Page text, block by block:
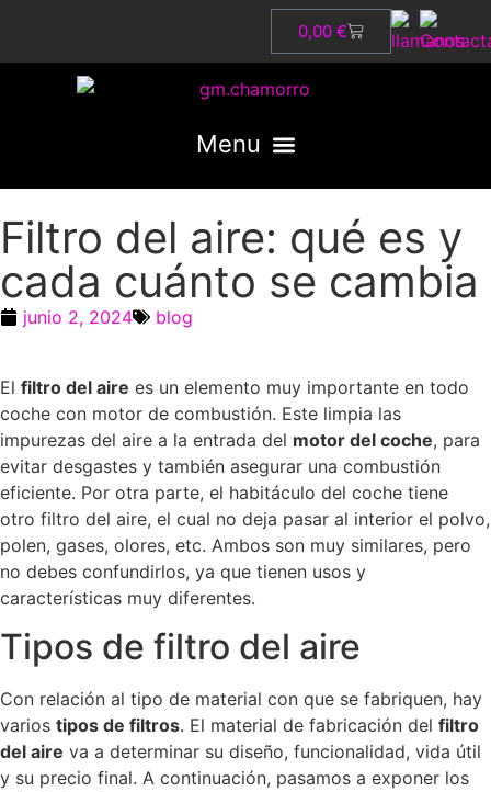
0,00€
Filtro del aire: qué es y
cada cuánto se cambia
junio 2, 2024 blog
El filtro del aire es un elemento muy importante en todo
coche con motor de combustión. Este limpia las
impurezas del aire a la entrada del motor del coche, para
evitar desgastes y también asegurar una combustión
eficiente. Por otra parte, el habitáculo del coche tiene
otro filtro del aire, el cual no deja pasar al interior el polvo,
polen, gases, olores, etc. Ambos son muy similares, pero
no debes confundirlos, ya que tienen usos y
características muy diferentes.
Tipos de filtro del aire
Con relación al tipo de material con que se fabriquen, hay
varios tipos de filtros. El material de fabricación del filtro
del aire va a determinar su diseño, funcionalidad, vida útil
y su precio final. A continuación, pasamos a exponer los